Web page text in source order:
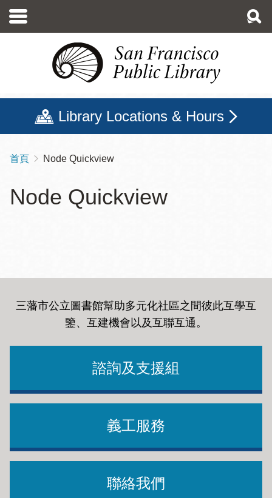
至
Library Locations & Hours
導
連
首頁 Node Quickview
Node Quickview
三藩市公立圖書館幫助多元化社區之間彼此互學互
鑒、互建機會以及互聯互通。
諮詢及支援組
義工服務
聯絡我們